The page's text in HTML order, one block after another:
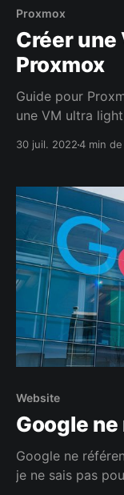
Proxmox
Créer une
Proxmox
Guide pour
une VM ultra
30 juil. 20224 min
Website
Google
Google ne
je ne sais pas